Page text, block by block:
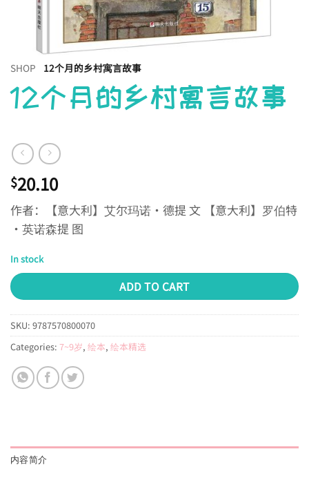
SHOP 12个月的乡村寓言故事
12个月的乡村寓言故事
$20.10
作者：【意大利】艾尔玛诺·德提 文 【意大利】罗伯特
·英诺森提 图
In stock
ADD TO CART
SKU: 9787570800070
Categories: 7~9岁, 绘本, 绘本精选
内容简介